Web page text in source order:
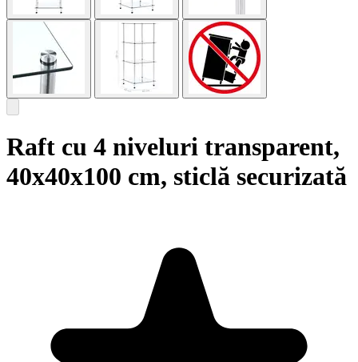
Raft cu 4 niveluri transparent,
40x40x100 cm, sticlă securizată